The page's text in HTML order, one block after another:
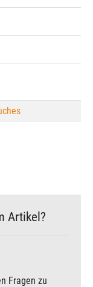
Artikel?
Fragen zu